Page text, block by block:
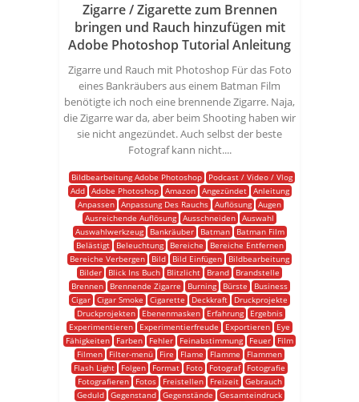
Zigarre / Zigarette zum Brennen
bringen und Rauch hinzufügen mit
Adobe Photoshop Tutorial Anleitung
Zigarre und Rauch mit Photoshop Für das Foto
eines Bankräubers aus einem Batman Film
benötigte ich noch eine brennende Zigarre. Naja,
die Zigarre war da, aber beim Shooting haben wir
sie nicht angezündet. Auch selbst der beste
Fotograf kann nicht....
Bildbearbeitung Adobe Photoshop
Podcast / Video / Vlog
Add
Adobe Photoshop Amazon Angezündet
Anleitung
Anpassen Anpassung Des Rauchs Auflösung Augen
Ausreichende Auflösung Ausschneiden Auswahl
Auswahlwerkzeug
Bankräuber Batman
Batman Film
Belästigt
Beleuchtung Bereiche
Bereiche Entfernen
Bereiche Verbergen
Bild Bild Einfügen
Bildbearbeitung
Bilder
Blick Ins Buch Blitzlicht Brand
Brandstelle
Brennen
Brennende Zigarre Burning Bürste
Business
Cigar Cigar Smoke Cigarette Deckkraft
Druckprojekte
Druckprojekten
Ebenenmasken Erfahrung
Ergebnis
Experimentieren
Experimentierfreude Exportieren
Eye
Fähigkeiten
Farben Fehler Feinabstimmung Feuer
Film
Filmen
Filter-menü Fire Flame Flamme
Flammen
Flash Light
Folgen Format Foto Fotograf
Fotografie
Fotografieren
Fotos Freistellen Freizeit
Gebrauch
Geduld Gegenstand Gegenstände
Gesamteindruck